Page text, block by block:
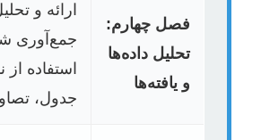
فصل چهارم:
تحلیل داده‌ها
و یافته‌ها
ارائه و
جمع‌آوری
استفاده از
جدول،